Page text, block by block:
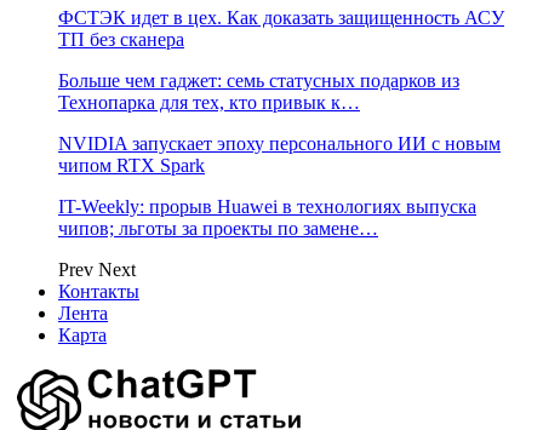
ФСТЭК идет в цех. Как доказать защищенность АСУ
ТП без сканера
Больше чем гаджет: семь статусных подарков из
Технопарка для тех, кто привык к…
NVIDIA запускает эпоху персонального ИИ с новым
чипом RTX Spark
IT-Weekly: прорыв Huawei в технологиях выпуска
чипов; льготы за проекты по замене…
Prev Next
Контакты
Лента
Карта